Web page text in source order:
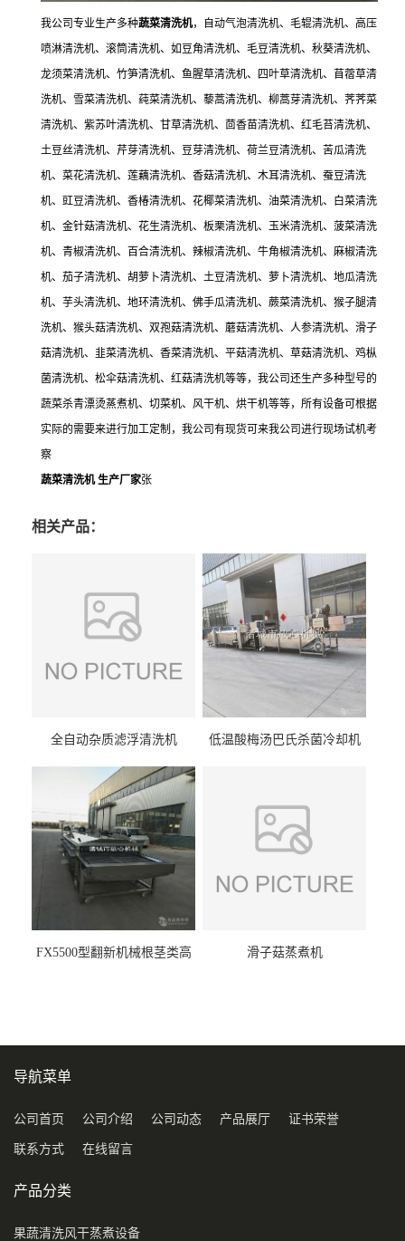
我公司专业生产多种蔬菜清洗机，自动气泡清洗机、毛辊清洗机、高压
喷淋清洗机、滚筒清洗机、如豆角清洗机、毛豆清洗机、秋葵清洗机、
龙须菜清洗机、竹笋清洗机、鱼腥草清洗机、四叶草清洗机、苜蓿草清
洗机、雪菜清洗机、莼菜清洗机、藜蒿清洗机、柳蒿芽清洗机、荠荠菜
清洗机、紫苏叶清洗机、甘草清洗机、茴香苗清洗机、红毛苔清洗机、
土豆丝清洗机、芹芽清洗机、豆芽清洗机、荷兰豆清洗机、苦瓜清洗
机、菜花清洗机、莲藕清洗机、香菇清洗机、木耳清洗机、蚕豆清洗
机、豇豆清洗机、香椿清洗机、花椰菜清洗机、油菜清洗机、白菜清洗
机、金针菇清洗机、花生清洗机、板栗清洗机、玉米清洗机、菠菜清洗
机、青椒清洗机、百合清洗机、辣椒清洗机、牛角椒清洗机、麻椒清洗
机、茄子清洗机、胡萝卜清洗机、土豆清洗机、萝卜清洗机、地瓜清洗
机、芋头清洗机、地环清洗机、佛手瓜清洗机、蕨菜清洗机、猴子腿清
洗机、猴头菇清洗机、双孢菇清洗机、蘑菇清洗机、人参清洗机、滑子
菇清洗机、韭菜清洗机、香菜清洗机、平菇清洗机、草菇清洗机、鸡枞
菌清洗机、松伞菇清洗机、红菇清洗机等等，我公司还生产多种型号的
蔬菜杀青漂烫蒸煮机、切菜机、风干机、烘干机等等，所有设备可根据
实际的需要来进行加工定制，我公司有现货可来我公司进行现场试机考
察
蔬菜清洗机 生产厂家张
相关产品：
全自动杂质滤浮清洗机 低温酸梅汤巴氏杀菌冷却机
FX5500型翻新机械根茎类高
滑子菇蒸煮机
导航菜单
公司首页 公司介绍 公司动态 产品展厅 证书荣誉
联系方式 在线留言
产品分类
果蔬清洗风干蒸煮设备